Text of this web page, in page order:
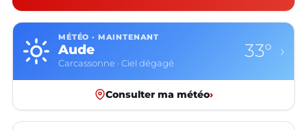
MÉTÉO · MAINTENANT
Aude
Carcassonne · Ciel dégagé
33° ›
Consulter ma météo›